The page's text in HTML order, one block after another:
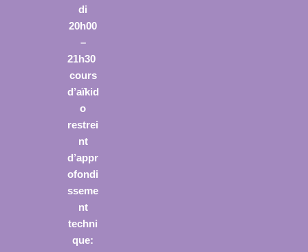
di
20h00
–
21h30
cours
d’aïkid
o
restrei
nt
d’appr
ofondi
sseme
nt
techni
que: